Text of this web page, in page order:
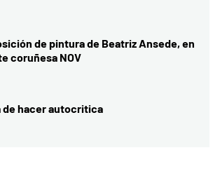
de pintura de Beatriz Ansede, en
coruñesa NOV
de hacer autocritica